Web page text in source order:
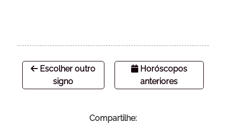
Escolher outro
signo
Horóscopos
anteriores
Compartilhe: